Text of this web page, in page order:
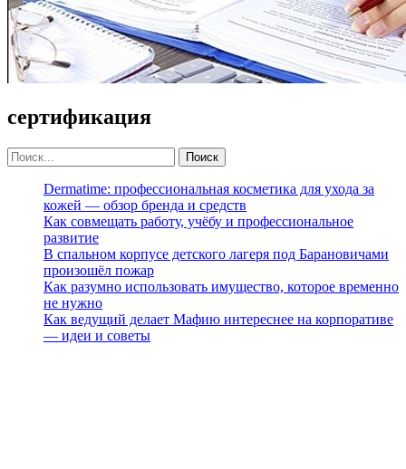
сертификация
Dermatime: профессиональная косметика для ухода за
кожей — обзор бренда и средств
Как совмещать работу, учёбу и профессиональное
развитие
В спальном корпусе детского лагеря под Барановичами
произошёл пожар
Как разумно использовать имущество, которое временно
не нужно
Как ведущий делает Мафию интереснее на корпоративе
— идеи и советы